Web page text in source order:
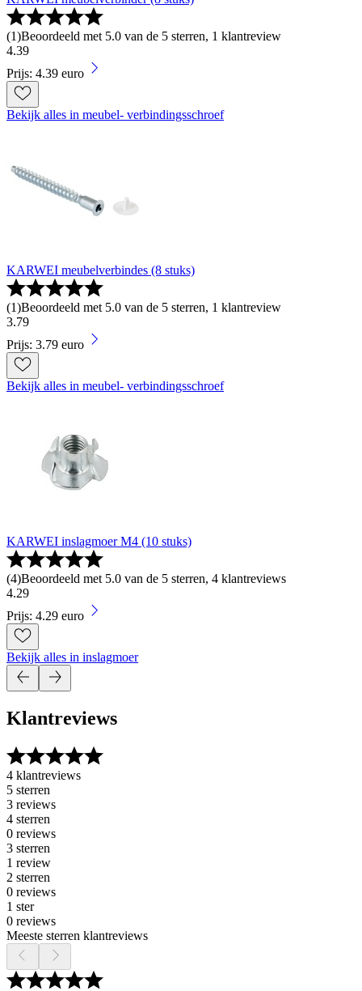
(1)Beoordeeld met 5.0 van de 5 sterren, 1 klantreview
4.39
Prijs: 4.39 euro
Bekijk alles in meubel- verbindingsschroef
KARWEI meubelverbindes (8 stuks)
(1)Beoordeeld met 5.0 van de 5 sterren, 1 klantreview
3.79
Prijs: 3.79 euro
Bekijk alles in meubel- verbindingsschroef
KARWEI inslagmoer M4 (10 stuks)
(4)Beoordeeld met 5.0 van de 5 sterren, 4 klantreviews
4.29
Prijs: 4.29 euro
Bekijk alles in inslagmoer
Klantreviews
4 klantreviews
5 sterren
3 reviews
4 sterren
0 reviews
3 sterren
1 review
2 sterren
0 reviews
1 ster
0 reviews
Meeste sterren klantreviews